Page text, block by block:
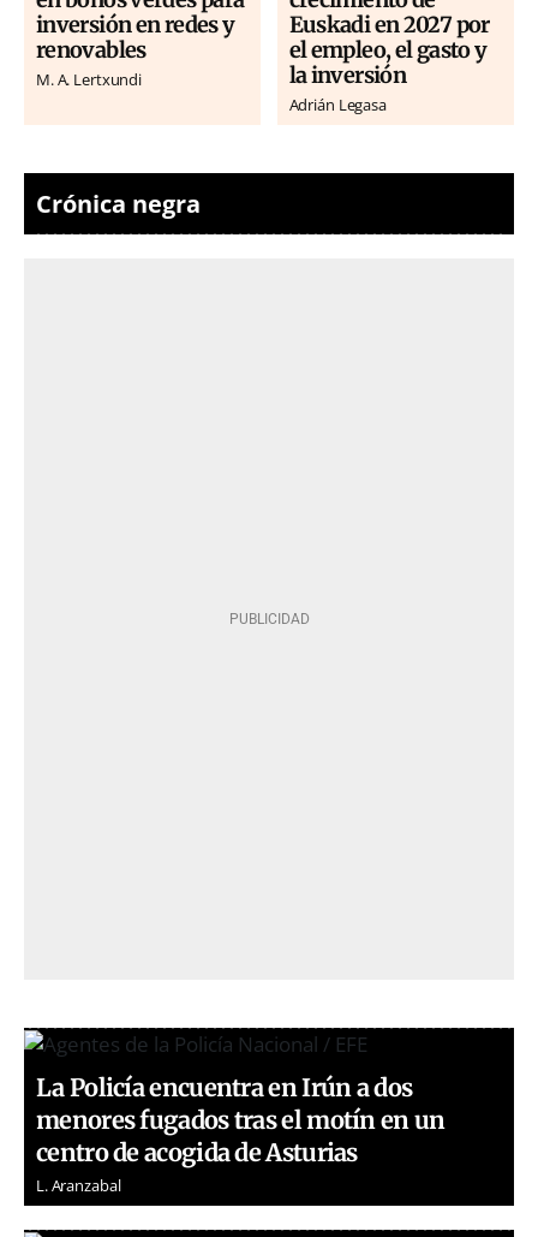
inversión en redes y
renovables
M. A. Lertxundi
Euskadi en 2027 por
el empleo, el gasto y
la inversión
Adrián Legasa
Crónica negra
La Policía encuentra en Irún a dos
menores fugados tras el motín en un
centro de acogida de Asturias
L. Aranzabal